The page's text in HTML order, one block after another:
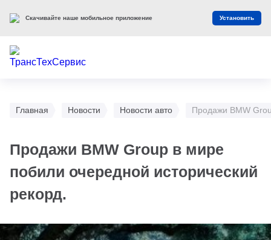
Главная Новости Новости авто Продажи BMW
Продажи BMW Group в мире
побили очередной исторический
рекорд.
Скачивайте наше мобильное приложение Установить